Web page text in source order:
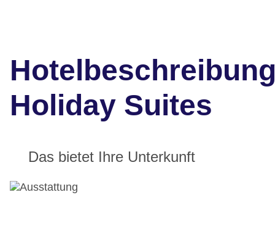
Holiday Suites
Das bietet Ihre Unterkunft